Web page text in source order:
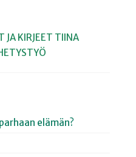
JA KIRJEET TIINA
elämän?